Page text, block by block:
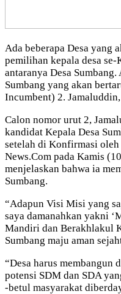
Ada beberapa Desa yang
pemilihan kepala desa
antaranya Desa
Sumbang yang akan
Incumbent) 2.
Calon nomor urut 2,
kandidat Kepala Desa
setelah di Konfirmasi
News.Com pada Kamis
menjelaskan bahwa ia
Sumbang.
“Adapun Visi Misi yang
saya damanahkan yakni
Mandiri dan Berakhlakul
Sumbang maju aman
“Desa harus membangun
potensi SDM dan SDA
-betul masyarakat